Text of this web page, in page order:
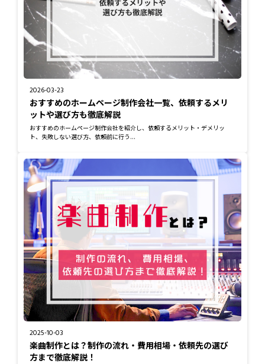
2026-03-23
おすすめのホームページ制作会社一覧、依頼するメリ
ットや選び方も徹底解説
おすすめのホームページ制作会社を紹介し、依頼するメリット・デメリッ
ト、失敗しない選び方、依頼前に行う...
2025-10-03
楽曲制作とは？制作の流れ・費用相場・依頼先の選び
方まで徹底解説！